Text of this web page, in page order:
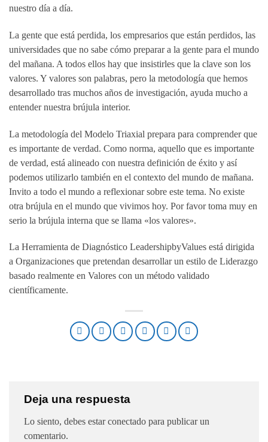
nuestro día a día.
La gente que está perdida, los empresarios que están perdidos, las
universidades que no sabe cómo preparar a la gente para el mundo
del mañana. A todos ellos hay que insistirles que la clave son los
valores. Y valores son palabras, pero la metodología que hemos
desarrollado tras muchos años de investigación, ayuda mucho a
entender nuestra brújula interior.
La metodología del Modelo Triaxial prepara para comprender que
es importante de verdad. Como norma, aquello que es importante
de verdad, está alineado con nuestra definición de éxito y así
podemos utilizarlo también en el contexto del mundo de mañana.
Invito a todo el mundo a reflexionar sobre este tema. No existe
otra brújula en el mundo que vivimos hoy. Por favor toma muy en
serio la brújula interna que se llama «los valores».
La Herramienta de Diagnóstico LeadershipbyValues está dirigida
a Organizaciones que pretendan desarrollar un estilo de Liderazgo
basado realmente en Valores con un método validado
científicamente.
Deja una respuesta
Lo siento, debes estarconectado para publicar un
comentario.